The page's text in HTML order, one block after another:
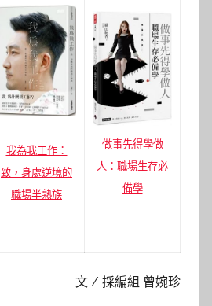
我為我工作：
致，身處逆境的
職場半熟族
做事先得學做
人：職場生存必
備學
文 / 採編組 曾婉珍